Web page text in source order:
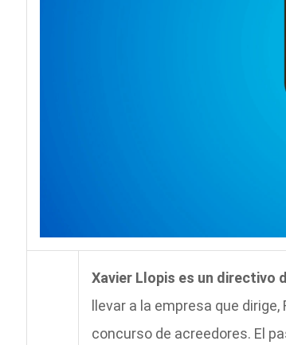
Xavier Llopis es un directivo
llevar a la empresa que
concurso de acreedores. El